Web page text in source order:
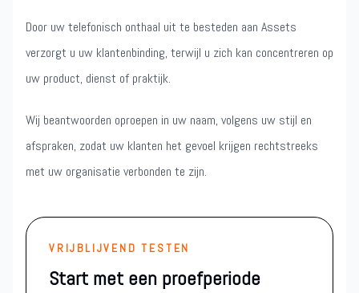
Door uw telefonisch onthaal uit te besteden aan Assets
verzorgt u uw klantenbinding, terwijl u zich kan concentreren op
uw product, dienst of praktijk.
Wij beantwoorden oproepen in uw naam, volgens uw stijl en
afspraken, zodat uw klanten het gevoel krijgen rechtstreeks
met uw organisatie verbonden te zijn.
VRIJBLIJVEND TESTEN
Start met een proefperiode